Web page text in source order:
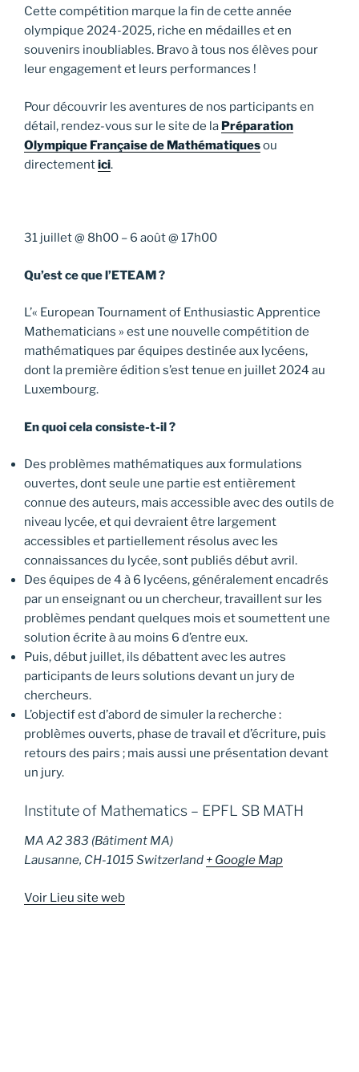
Cette compétition marque la fin de cette année
olympique 2024-2025, riche en médailles et en
souvenirs inoubliables. Bravo à tous nos élèves pour
leur engagement et leurs performances !
Pour découvrir les aventures de nos participants en
détail, rendez-vous sur le site de la Préparation
Olympique Française de Mathématiquesou
directementici.
31 juillet@ 8h00 – 6 août@ 17h00
Qu’est ce que l’ETEAM ?
L’« European Tournament of Enthusiastic Apprentice
Mathematicians » est une nouvelle compétition de
mathématiques par équipes destinée aux lycéens,
dont la première édition s’est tenue en juillet 2024 au
Luxembourg.
En quoi cela consiste-t-il ?
Des problèmes mathématiques aux formulations
ouvertes, dont seule une partie est entièrement
connue des auteurs, mais accessible avec des outils de
niveau lycée, et qui devraient être largement
accessibles et partiellement résolus avec les
connaissances du lycée, sont publiés début avril.
Des équipes de 4 à 6 lycéens, généralement encadrés
par un enseignant ou un chercheur, travaillent sur les
problèmes pendant quelques mois et soumettent une
solution écrite à au moins 6 d’entre eux.
Puis, début juillet, ils débattent avec les autres
participants de leurs solutions devant un jury de
chercheurs.
L’objectif est d’abord de simuler la recherche :
problèmes ouverts, phase de travail et d’écriture, puis
retours des pairs ; mais aussi une présentation devant
un jury.
Institute of Mathematics – EPFL SB MATH
MA A2 383 (Bâtiment MA)
Lausanne, CH-1015Switzerland + Google Map
Voir Lieu site web